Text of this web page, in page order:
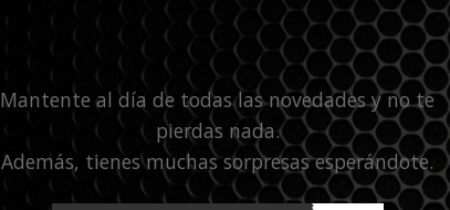
Mantente al día de todas las novedades y no te
pierdas nada.
Además, tienes muchas sorpresas esperándote.